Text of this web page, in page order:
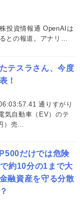
投資情報通 OpenAIは
との報道。アナリ…
テスラさん、今度
！
通りすがり
気自動車（EV）のテ
）売…
だけでは危険
約10分の1まで大
融資産を守る分散